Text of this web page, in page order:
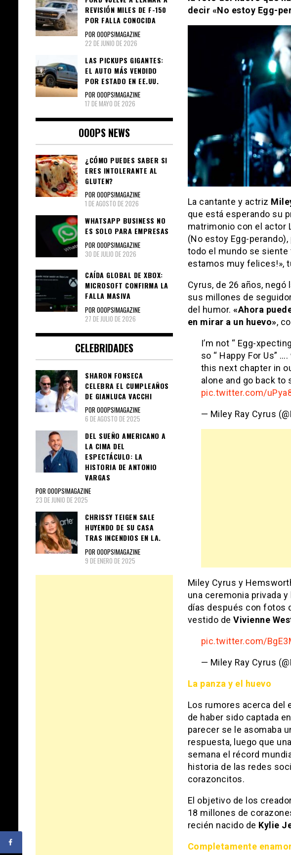
decir «No estoy Egg-
La cantante y actriz
que está esperando su
matrimonio con el actor
(No estoy Egg-
todo el mundo se siente
estamos muy felices!»,
Cyrus, de 26 años,
sus millones de
del humor. «Ahora
en mirar a un huevo»,
I’m not “ Egg-
so “ Happy For Us”
this next chapter in
alone and go back to
pic.twitter.com/
— Miley Ray Cyrus
Miley Cyrus y
una ceremonia privada
días después con fotos
vestido de Vivienne
pic.twitter.com/
— Miley Ray Cyrus
La panza y el huevo
Los rumores acerca del
de haber sido captada
parecer se le asomaba
respuesta, luego que
semana el récord
historia de las redes
corazoncitos.
El objetivo de los
18 millones de
recién nacido de Kylie
Completamente
REVISIÓN MILES DE F-150
POR FALLA CONOCIDA
POR OOOPS!MAGAZINE
22 DE JUNIO DE 2026
LAS PICKUPS GIGANTES:
EL AUTO MÁS VENDIDO
POR ESTADO EN EE.UU.
POR OOOPS!MAGAZINE
17 DE MAYO DE 2026
OOOPS NEWS
¿CÓMO PUEDES SABER SI
ERES INTOLERANTE AL
GLUTEN?
POR OOOPS!MAGAZINE
1 DE AGOSTO DE 2026
WHATSAPP BUSINESS NO
ES SOLO PARA EMPRESAS
POR OOOPS!MAGAZINE
30 DE JULIO DE 2026
CAÍDA GLOBAL DE XBOX:
MICROSOFT CONFIRMA LA
FALLA MASIVA
POR OOOPS!MAGAZINE
27 DE JULIO DE 2026
CELEBRIDADES
SHARON FONSECA
CELEBRA EL CUMPLEAÑOS
DE GIANLUCA VACCHI
POR OOOPS!MAGAZINE
6 DE AGOSTO DE 2025
DEL SUEÑO AMERICANO A
LA CIMA DEL
ESPECTÁCULO: LA
HISTORIA DE ANTONIO
VARGAS
POR OOOPS!MAGAZINE
23 DE JUNIO DE 2025
CHRISSY TEIGEN SALE
HUYENDO DE SU CASA
TRAS INCENDIOS EN LA.
POR OOOPS!MAGAZINE
9 DE ENERO DE 2025